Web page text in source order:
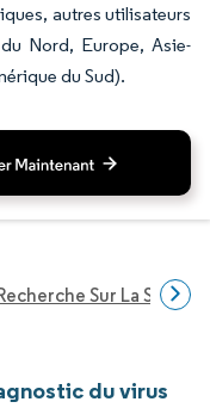
autres utilisateurs
Nord, Europe, Asie-
du Sud).
Sur La Santé
du virus